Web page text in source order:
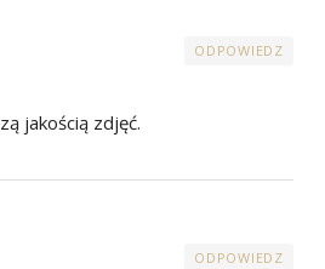
ODPOWIEDZ
jakością zdjęć.
ODPOWIEDZ